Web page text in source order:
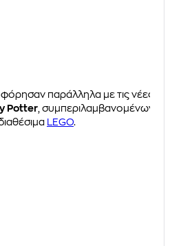
παράλληλα με τις νέες
Potter , συμπεριλαμβανομένων
LEGO.